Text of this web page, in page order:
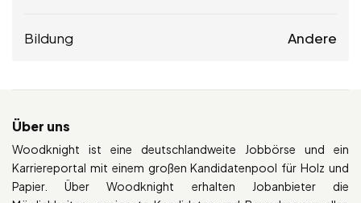
Bildung Andere
Über uns
Woodknight ist eine deutschlandweite Jobbörse und ein
Karriereportal mit einem großen Kandidatenpool für Holz und
Papier. Über Woodknight erhalten Jobanbieter die